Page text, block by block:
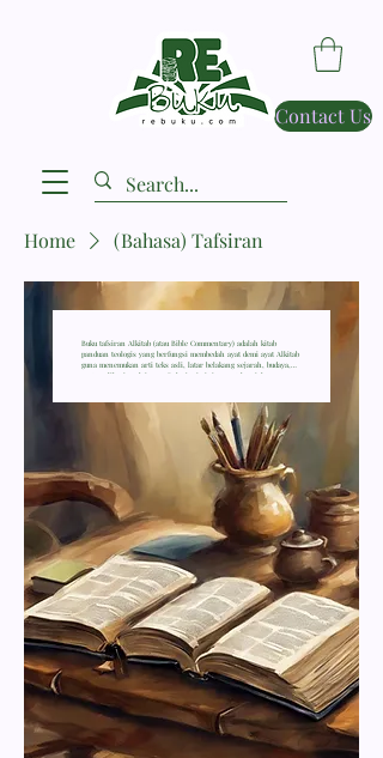
Contact Us
Home (Bahasa) Tafsiran
Buku tafsiran Alkitab (atau Bible Commentary) adalah kitab
panduan teologis yang berfungsi membedah ayat demi ayat Alkitab
guna menemukan arti teks asli, latar belakang sejarah, budaya,
serta aplikasi praktisnya. Buku jenis ini sangat krusial agar